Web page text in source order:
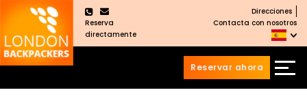
Reserva
directamente
Direcciones
Contacta con nosotros
Reservar ahora